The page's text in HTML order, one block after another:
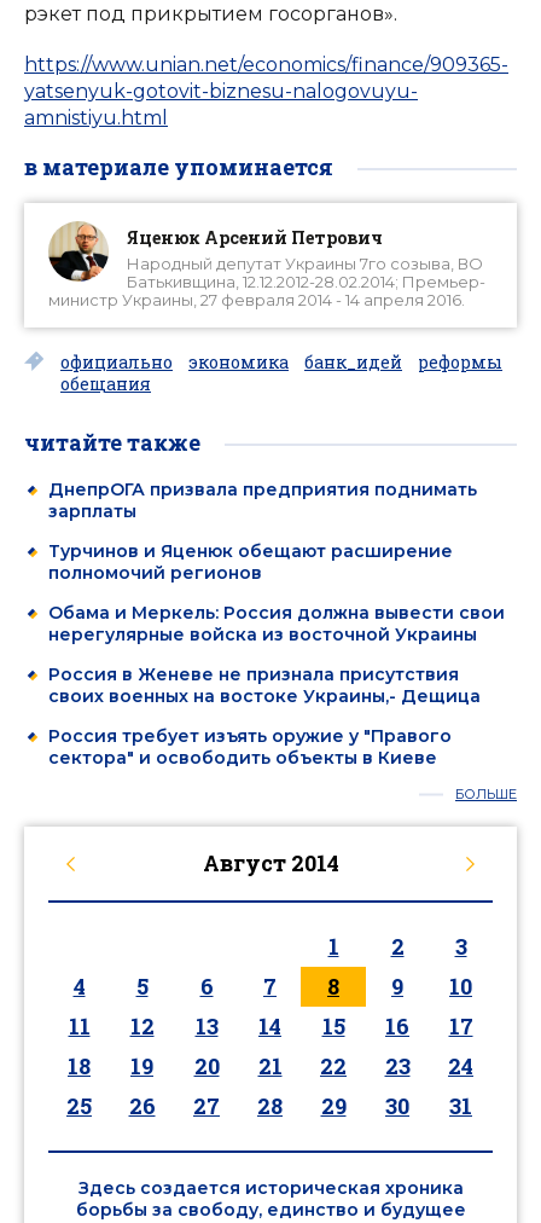
рэкет под прикрытием госорганов».
https://www.unian.net/economics/finance/909365-
yatsenyuk-gotovit-biznesu-nalogovuyu-
amnistiyu.html
в материале упоминается
Яценюк Арсений Петрович
Народный депутат Украины 7го созыва, ВО
Батькивщина, 12.12.2012-28.02.2014; Премьер-
министр Украины, 27 февраля 2014 - 14 апреля 2016.
официально экономика банк_идей
реформы
обещания
читайте также
ДнепрОГА призвала предприятия поднимать
зарплаты
Турчинов и Яценюк обещают расширение
полномочий регионов
Обама и Меркель: Россия должна вывести свои
нерегулярные войска из восточной Украины
Россия в Женеве не признала присутствия
своих военных на востоке Украины,- Дещица
Россия требует изъять оружие у "Правого
сектора" и освободить объекты в Киеве
БОЛЬШЕ
Август 2014
1 2
3
4
5 6 7 8 9
10
11
12 13 14 15 16
17
18
19 20 21 22 23
24
25
26 27 28 29 30 31
Здесь создается историческая хроника
борьбы за свободу, единство и будущее